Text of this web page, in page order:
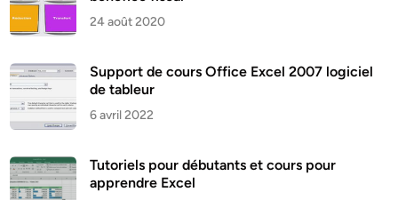
24 août 2020
Support de cours Office Excel 2007 logiciel
de tableur
6 avril 2022
Tutoriels pour débutants et cours pour
apprendre Excel